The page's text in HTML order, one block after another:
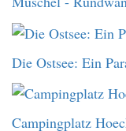
Die Ostsee: Ein
Campingplatz